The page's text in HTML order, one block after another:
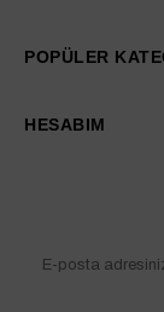
POPÜLER
HESABIM